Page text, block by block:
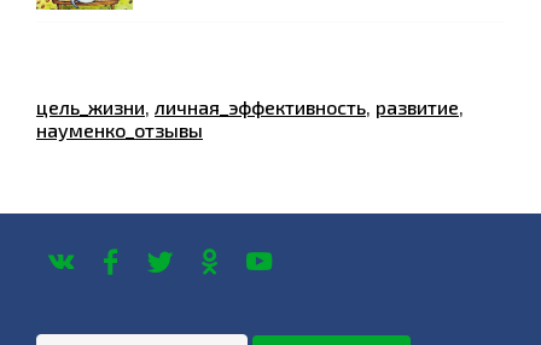
цель_жизни, личная_эффективность, развитие,
науменко_отзывы